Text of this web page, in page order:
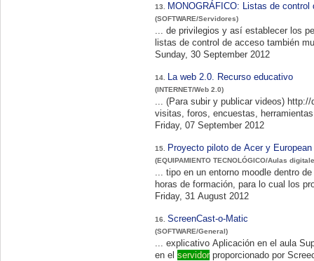
13. MONOGRÁFICO: Listas de
(SOFTWARE/Servidores)
... de privilegios y así establecer los permisos adecuados
listas de control de acceso también
Sunday, 30 September 2012
14. La web 2.0. Recurso educativo
(INTERNET/Web 2.0)
Friday, 07 September 2012
15. Proyecto piloto de Acer y
(EQUIPAMIENTO TECNOLÓGICO/Aulas
horas de formación, para lo cual los
Friday, 31 August 2012
16. ScreenCast-o-Matic
(SOFTWARE/General)
... explicativo Aplicación en el aula Supongamos que el vídeo ha sido publicado en Youtube (el proceso es similar si se publica
en el servidor proporcionado por